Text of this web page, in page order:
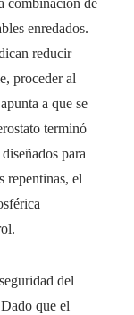
combinación de
enredados.
reducir
proceder al
a que se
terminó
para
repentinas, el
del
que el